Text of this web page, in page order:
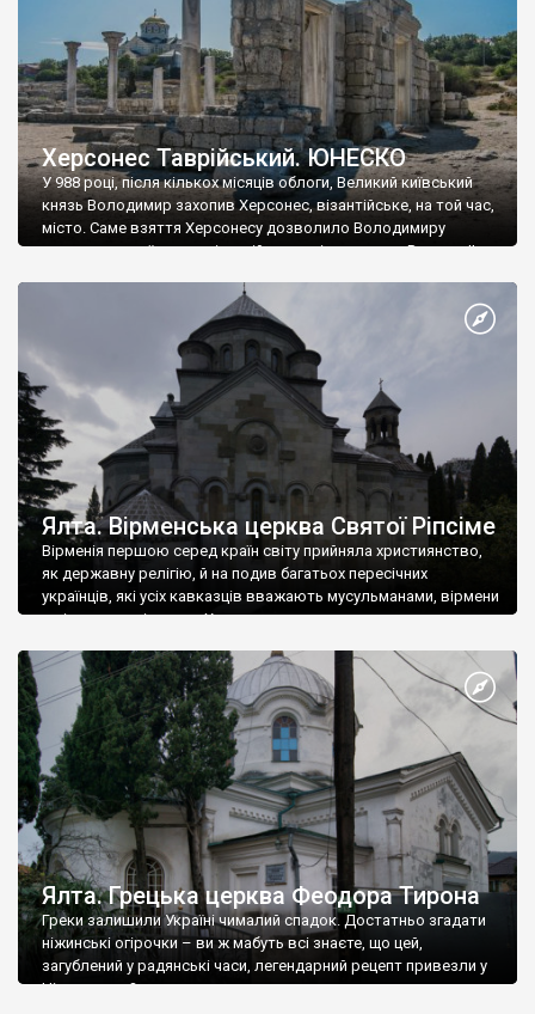
Херсонес Таврійський. ЮНЕСКО
У 988 році, після кількох місяців облоги, Великий київський
князь Володимир захопив Херсонес, візантійське, на той час,
місто. Саме взяття Херсонесу дозволило Володимиру
диктувати свої умови візантійському імператору Василю ІІ, та
Херсонесі Володимир-язичник, став Василем-християнином.
А потім було Хрещення Русі. На честь Херсонесу Таврійського
Ялта. Вірменська церква Святої Ріпсіме
Вірменія першою серед країн світу прийняла християнство,
як державну релігію, й на подив багатьох пересічних
українців, які усіх кавказців вважають мусульманами, вірмени
є відданими вірянами Христа
Ялта. Грецька церква Феодора Тирона
Греки залишили Україні чималий спадок. Достатньо згадати
ніжинські огірочки – ви ж мабуть всі знаєте, що цей,
загублений у радянські часи, легендарний рецепт привезли у
Ніжин греки?